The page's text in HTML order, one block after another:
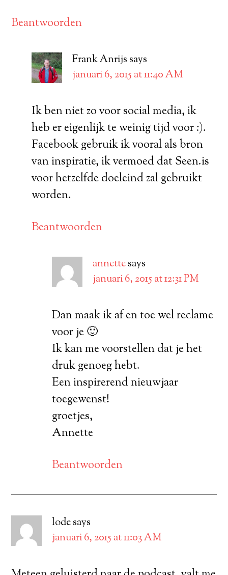
Beantwoorden
Frank Anrijs says
januari 6, 2015 at 11:40 AM
Ik ben niet zo voor social media, ik
heb er eigenlijk te weinig tijd voor :).
Facebook gebruik ik vooral als bron
van inspiratie, ik vermoed dat Seen.is
voor hetzelfde doeleind zal gebruikt
worden.
Beantwoorden
annettesays
januari 6, 2015 at 12:31 PM
Dan maak ik af en toe wel reclame
voor je 🙂
Ik kan me voorstellen dat je het
druk genoeg hebt.
Een inspirerend nieuwjaar
toegewenst!
groetjes,
Annette
Beantwoorden
lodesays
januari 6, 2015 at 11:03 AM